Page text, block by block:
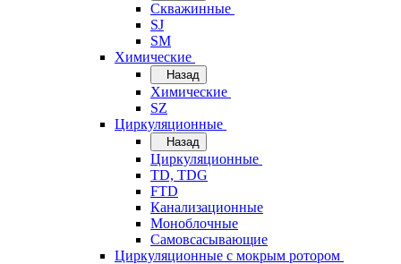
Скважинные
SJ
SM
Химические
Назад
Химические
SZ
Циркуляционные
Назад
Циркуляционные
TD, TDG
FTD
Канализационные
Моноблочные
Самовсасывающие
Циркуляционные с мокрым ротором